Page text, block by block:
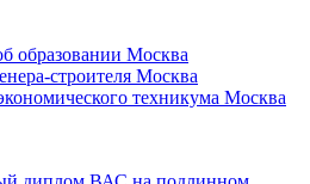
образовании Москва
строителя Москва
техникума Москва